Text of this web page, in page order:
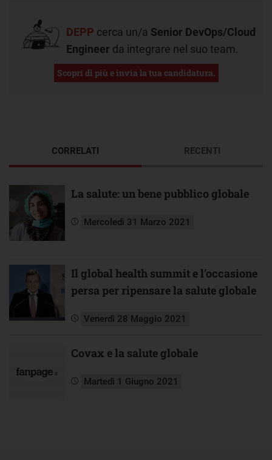
DEPP cerca un/a Senior DevOps/Cloud
Engineer da integrare nel suo team.
Scopri di più e invia la tua candidatura.
CORRELATI
La salute: un bene pubblico globale
Mercoledì 31 Marzo 2021
Il global health summit e l’occasione
persa per ripensare la salute globale
Venerdì 28 Maggio 2021
Covax e la salute globale
Martedì 1 Giugno 2021
RECENTI